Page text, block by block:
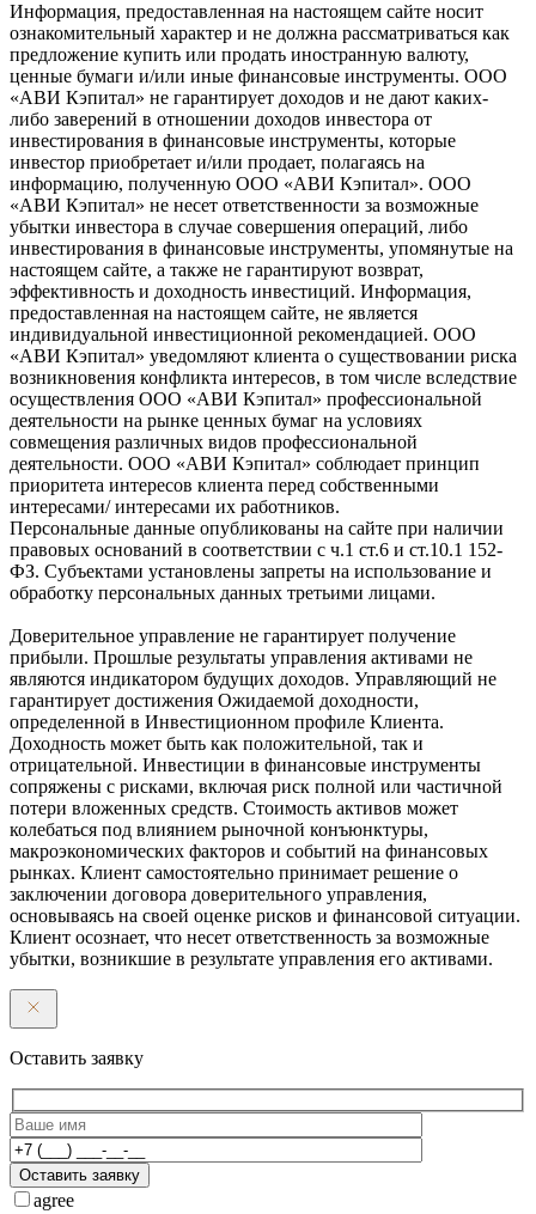
Информация, предоставленная на настоящем сайте носит
ознакомительный характер и не должна рассматриваться как
предложение купить или продать иностранную валюту,
ценные бумаги и/или иные финансовые инструменты. ООО
«АВИ Кэпитал» не гарантирует доходов и не дают каких-
либо заверений в отношении доходов инвестора от
инвестирования в финансовые инструменты, которые
инвестор приобретает и/или продает, полагаясь на
информацию, полученную ООО «АВИ Кэпитал». ООО
«АВИ Кэпитал» не несет ответственности за возможные
убытки инвестора в случае совершения операций, либо
инвестирования в финансовые инструменты, упомянутые на
настоящем сайте, а также не гарантируют возврат,
эффективность и доходность инвестиций. Информация,
предоставленная на настоящем сайте, не является
индивидуальной инвестиционной рекомендацией. ООО
«АВИ Кэпитал» уведомляют клиента о существовании риска
возникновения конфликта интересов, в том числе вследствие
осуществления ООО «АВИ Кэпитал» профессиональной
деятельности на рынке ценных бумаг на условиях
совмещения различных видов профессиональной
деятельности. ООО «АВИ Кэпитал» соблюдает принцип
приоритета интересов клиента перед собственными
интересами/ интересами их работников.
Персональные данные опубликованы на сайте при наличии
правовых оснований в соответствии с ч.1 ст.6 и ст.10.1 152-
ФЗ. Субъектами установлены запреты на использование и
обработку персональных данных третьими лицами.
Доверительное управление не гарантирует получение
прибыли. Прошлые результаты управления активами не
являются индикатором будущих доходов. Управляющий не
гарантирует достижения Ожидаемой доходности,
определенной в Инвестиционном профиле Клиента.
Доходность может быть как положительной, так и
отрицательной. Инвестиции в финансовые инструменты
сопряжены с рисками, включая риск полной или частичной
потери вложенных средств. Стоимость активов может
колебаться под влиянием рыночной конъюнктуры,
макроэкономических факторов и событий на финансовых
рынках. Клиент самостоятельно принимает решение о
заключении договора доверительного управления,
основываясь на своей оценке рисков и финансовой ситуации.
Клиент осознает, что несет ответственность за возможные
убытки, возникшие в результате управления его активами.
Оставить заявку
Оставить заявку
agree